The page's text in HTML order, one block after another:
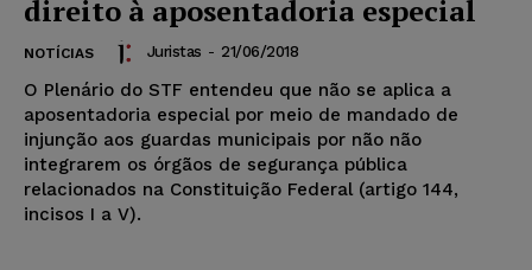
direito à aposentadoria especial
NOTÍCIAS Juristas - 21/06/2018
O Plenário do STF entendeu que não se aplica a
aposentadoria especial por meio de mandado de
injunção aos guardas municipais por não não
integrarem os órgãos de segurança pública
relacionados na Constituição Federal (artigo 144,
incisos I a V).